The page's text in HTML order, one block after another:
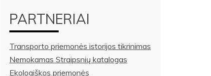
PARTNERIAI
Transporto priemonės istorijos tikrinimas
Nemokamas Straipsnių katalogas
Ekologiškos priemonės